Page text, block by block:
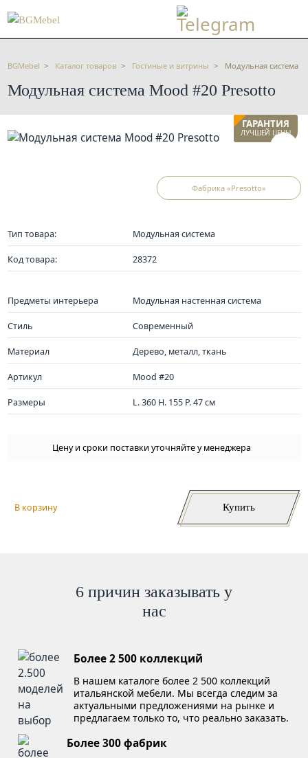
BGMebel Каталог товаров Гостиные и витрины Модульная система
Модульная система Mood #20 Presotto
ГАРАНТИЯ
ЛУЧШЕЙ ЦЕНЫ
Фабрика «Presotto»
Тип товара: Модульная система
Код товара: 28372
Предметы интерьера Модульная настенная система
Стиль Современный
Материал Дерево, металл, ткань
Артикул Mood #20
Размеры L. 360 H. 155 P. 47 см
Цену и сроки поставки уточняйте у менеджера
В корзину Купить
6 причин заказывать у
нас
Более 2 500 коллекций
В нашем каталоге более 2 500 коллекций
итальянской мебели. Мы всегда следим за
актуальными предложениями на рынке и
предлагаем только то, что реально заказать.
Более 300 фабрик